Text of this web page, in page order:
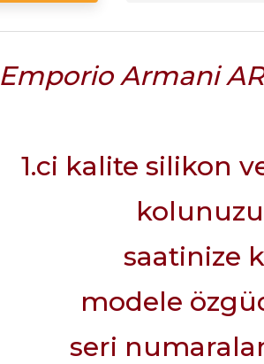
Emporio Armani
1.ci kalite silikon
kolunuzu
saatinize
modele
seri